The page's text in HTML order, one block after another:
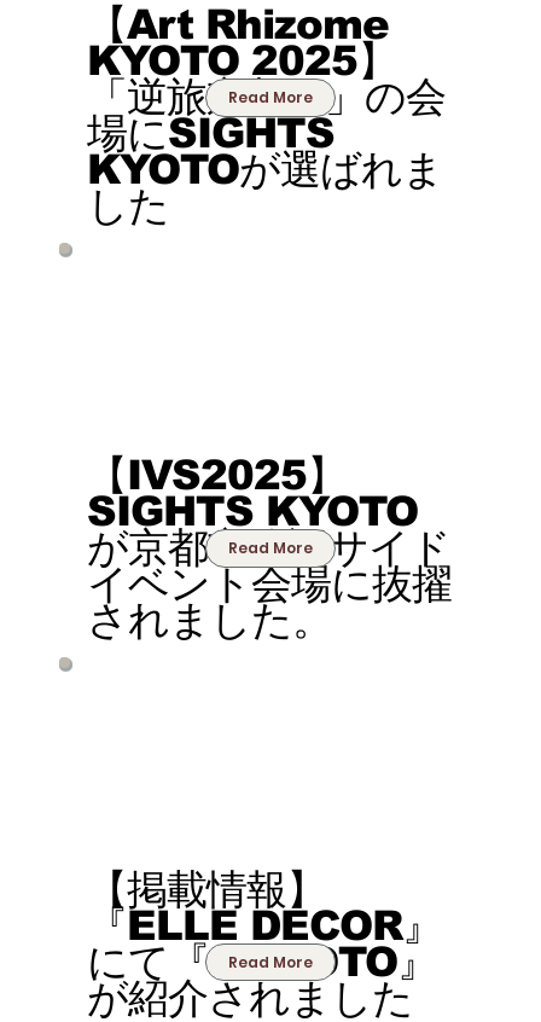
【Art Rhizome
KYOTO 2025】
「逆旅京都 2」の会
場にSIGHTS
KYOTOが選ばれま
した
Read More
【IVS2025】
SIGHTS KYOTO
が京都市公認サイド
イベント会場に抜擢
されました。
Read More
【掲載情報】
『ELLE DECOR』
にて『1/KYOTO』
が紹介されました
Read More